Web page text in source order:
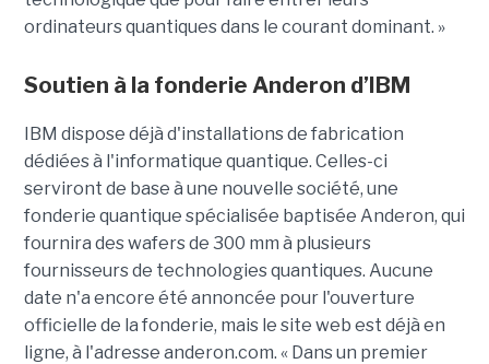
ordinateurs quantiques dans le courant dominant. »
Soutien à la fonderie Anderon d’IBM
IBM dispose déjà d'installations de fabrication
dédiées à l'informatique quantique. Celles-ci
serviront de base à une nouvelle société, une
fonderie quantique spécialisée baptisée Anderon, qui
fournira des wafers de 300 mm à plusieurs
fournisseurs de technologies quantiques. Aucune
date n'a encore été annoncée pour l'ouverture
officielle de la fonderie, mais le site web est déjà en
ligne, à l'adresse anderon.com. « Dans un premier